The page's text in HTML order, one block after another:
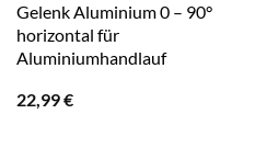
Gelenk Aluminium 0 – 90°
horizontal für
Aluminiumhandlauf
22,99€